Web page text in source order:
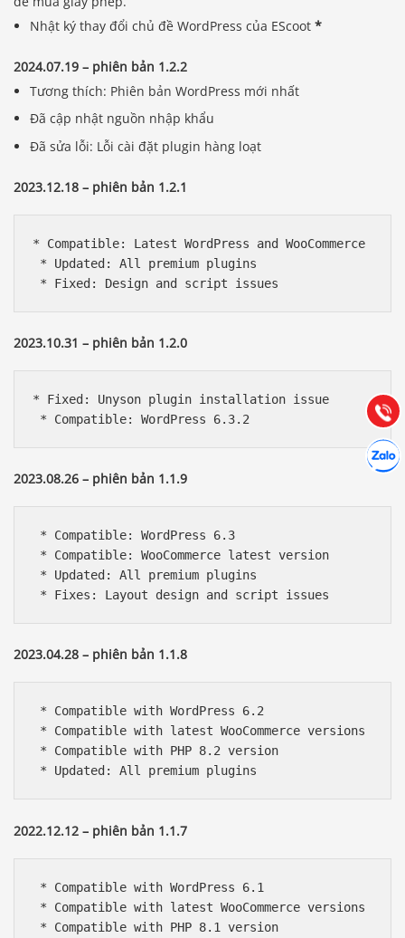
Nhật ký thay đổi chủ đề WordPress của EScoot*
2024.07.19 – phiên bản 1.2.2
Tương thích: Phiên bản WordPress mới nhất
Đã cập nhật nguồn nhập khẩu
Đã sửa lỗi: Lỗi cài đặt plugin hàng loạt
2023.12.18 – phiên bản 1.2.1
* Compatible: Latest WordPress and WooCommerce
* Updated: All premium plugins
* Fixed: Design and script issues
2023.10.31 – phiên bản 1.2.0
* Fixed: Unyson plugin installation issue
* Compatible: WordPress 6.3.2
2023.08.26 – phiên bản 1.1.9
* Compatible: WordPress 6.3
* Compatible: WooCommerce latest version
* Updated: All premium plugins
* Fixes: Layout design and script issues
2023.04.28 – phiên bản 1.1.8
* Compatible with WordPress 6.2
* Compatible with latest WooCommerce versions
* Compatible with PHP 8.2 version
* Updated: All premium plugins
2022.12.12 – phiên bản 1.1.7
* Compatible with WordPress 6.1
* Compatible with latest WooCommerce versions
* Compatible with PHP 8.1 version
Gọi
Hướng dẫn & Hỗ trợ:
(028) 22.166.144
Chát
Tư vấn
Hợp tác